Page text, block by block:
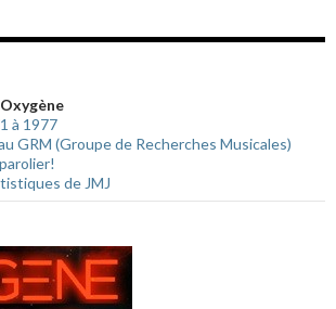
à 1977
GRM (Groupe de Recherches Musicales)
de JMJ